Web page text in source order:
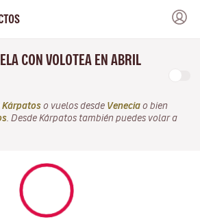
CON VOLOTEA EN ABRIL
Kárpatos o vuelos desde Venecia o bien
. Desde Kárpatos también puedes volar a